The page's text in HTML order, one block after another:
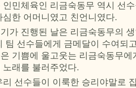
인민체육인 리금숙동무 역시 선
심한 어머니였고 친언니였다.
가 진행된 날은 리금숙동무의
팀 선수들에게 금메달이 수여되
기쁨에 울고웃는 리금숙동무
노래를 불러주었다.
리 선수들이 이룩한 승리야말로